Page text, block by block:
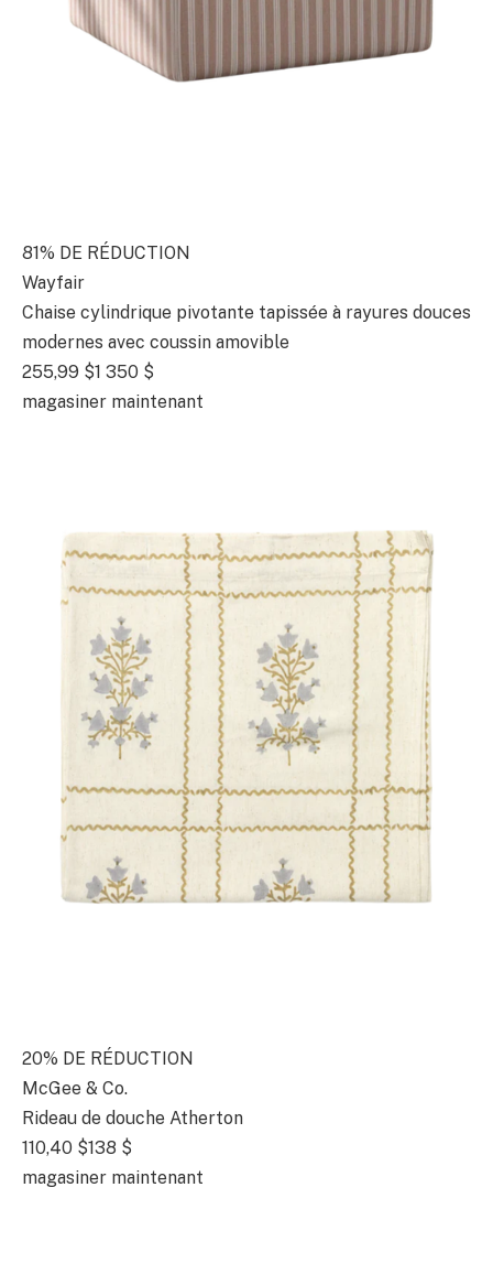
81% DE RÉDUCTION
Wayfair
Chaise cylindrique pivotante tapissée à rayures douces
modernes avec coussin amovible
255,99 $1 350 $
magasiner maintenant
20% DE RÉDUCTION
McGee & Co.
Rideau de douche Atherton
110,40 $138 $
magasiner maintenant